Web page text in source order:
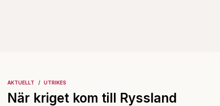
AKTUELLT UTRIKES
När kriget kom till Ryssland